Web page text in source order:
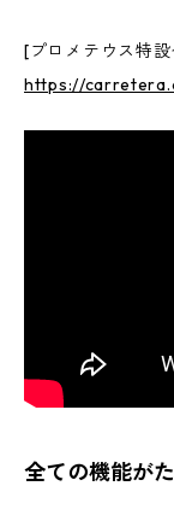
[プロメテウス特
https://
全ての機能が